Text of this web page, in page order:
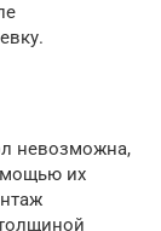
невозможна,
их